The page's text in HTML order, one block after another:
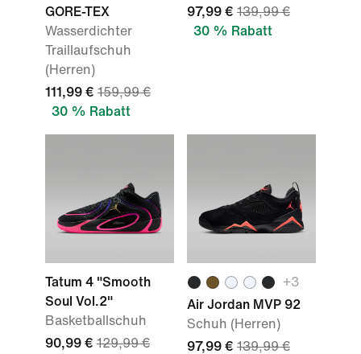
GORE-TEX
Wasserdichter
Traillaufschuh
(Herren)
111,99 € 159,99 €
30 % Rabatt
97,99 € 139,99 €
30 % Rabatt
Tatum 4 "Smooth
Soul Vol.2"
Basketballschuh
90,99 € 129,99 €
+3
Air Jordan MVP 92
Schuh (Herren)
97,99 € 139,99 €